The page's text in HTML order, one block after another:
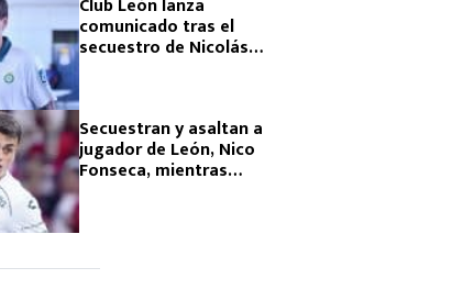
Club León lanza
comunicado tras el
secuestro de Nicolás
Secuestran y asaltan a
jugador de León, Nico
Fonseca, mientras